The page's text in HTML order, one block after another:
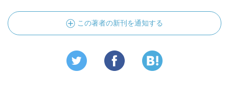
この著者の新刊を通知する